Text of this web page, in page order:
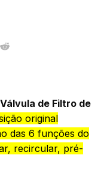
de Filtro de
original
das 6 funções do
recircular, pré-